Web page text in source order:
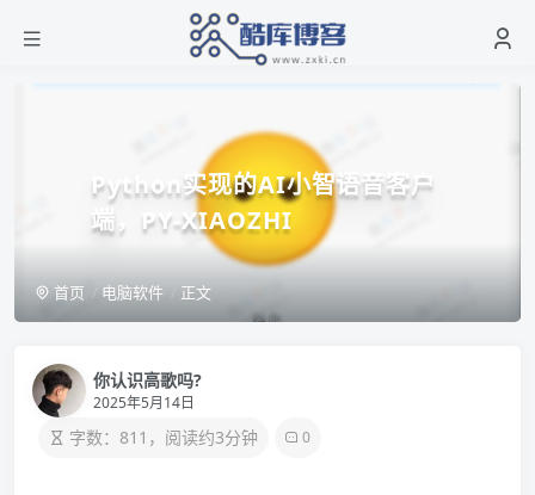
Python实现的AI小智语音客户
端，PY-XIAOZHI
首页 电脑软件 正文
你认识高歌吗?
2025年5月14日
字数：811，阅读约3分钟 0